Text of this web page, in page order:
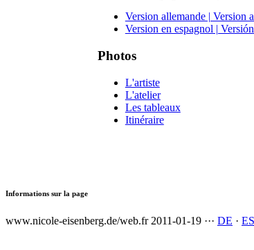
Version allemande | Version
Version en espagnol |
Photos
L'artiste
L'atelier
Les tableaux
Itinéraire
Informations sur la page
www.nicole-eisenberg.de/web.fr 2011-01-19 ··· DE · ES